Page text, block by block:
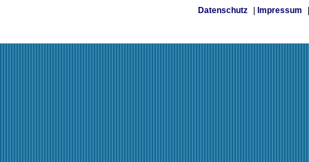
Datenschutz
Impressum